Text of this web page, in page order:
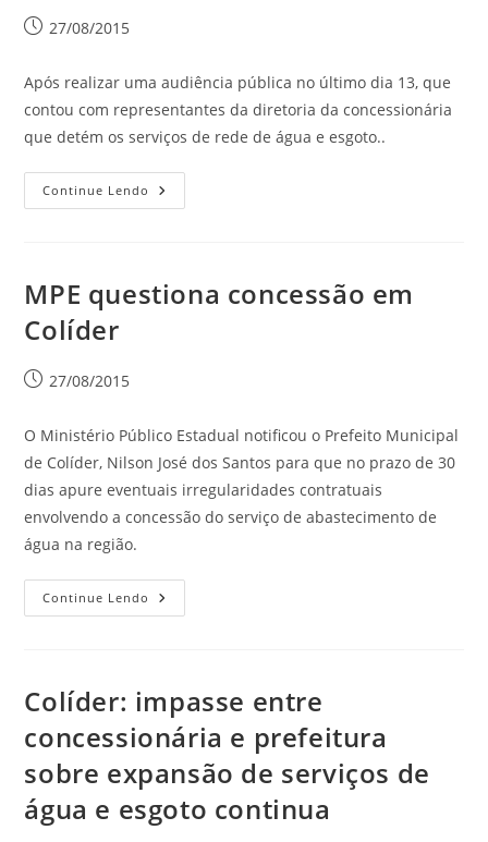
27/08/2015
Após realizar uma audiência pública no último dia 13, que
contou com representantes da diretoria da concessionária
que detém os serviços de rede de água e esgoto..
Continue Lendo
MPE questiona concessão em
Colíder
27/08/2015
O Ministério Público Estadual notificou o Prefeito Municipal
de Colíder, Nilson José dos Santos para que no prazo de 30
dias apure eventuais irregularidades contratuais
envolvendo a concessão do serviço de abastecimento de
água na região.
Continue Lendo
Colíder: impasse entre
concessionária e prefeitura
sobre expansão de serviços de
água e esgoto continua